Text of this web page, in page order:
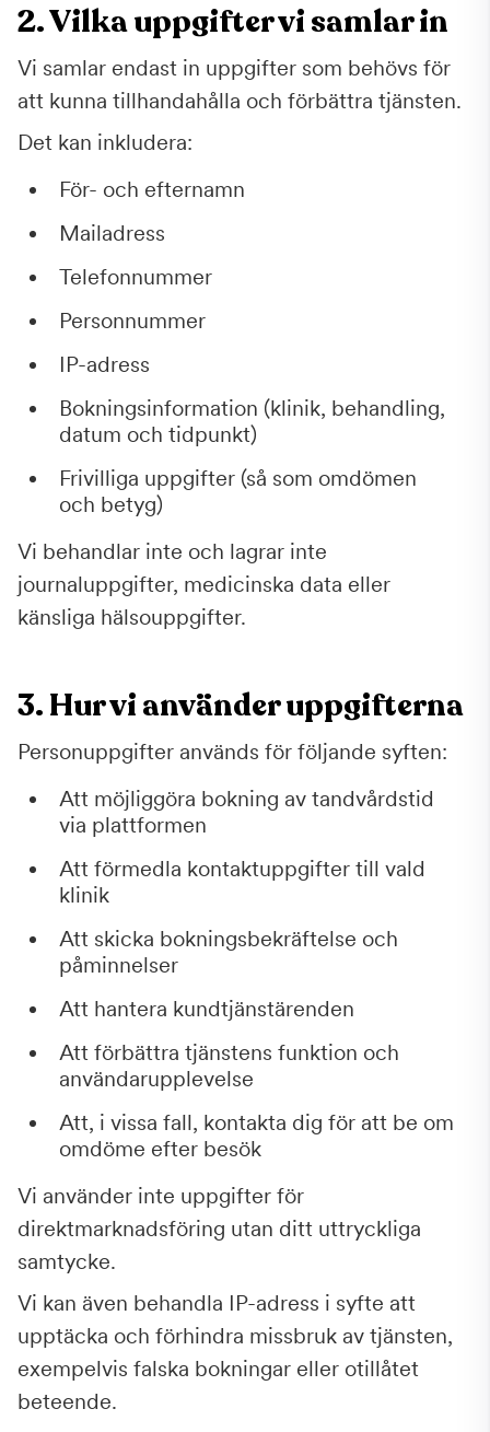
2. Vilka uppgifter vi samlar in
Vi samlar endast in uppgifter som behövs för
att kunna tillhandahålla och förbättra tjänsten.
Det kan inkludera:
För- och efternamn
Mailadress
Telefonnummer
Personnummer
IP-adress
Bokningsinformation (klinik, behandling,
datum och tidpunkt)
Frivilliga uppgifter (så som omdömen
och betyg)
Vi behandlar inte och lagrar inte
journaluppgifter, medicinska data eller
känsliga hälsouppgifter.
3. Hur vi använder uppgifterna
Personuppgifter används för följande syften:
Att möjliggöra bokning av tandvårdstid
via plattformen
Att förmedla kontaktuppgifter till vald
klinik
Att skicka bokningsbekräftelse och
påminnelser
Att hantera kundtjänstärenden
Att förbättra tjänstens funktion och
användarupplevelse
Att, i vissa fall, kontakta dig för att be om
omdöme efter besök
Vi använder inte uppgifter för
direktmarknadsföring utan ditt uttryckliga
samtycke.
Vi kan även behandla IP-adress i syfte att
upptäcka och förhindra missbruk av tjänsten,
exempelvis falska bokningar eller otillåtet
beteende.